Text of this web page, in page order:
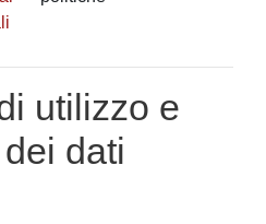
utilizzo e
dati